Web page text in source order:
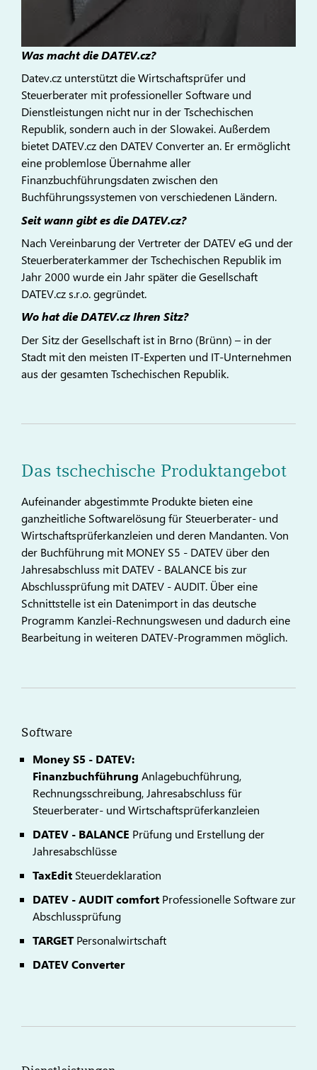
Was macht die DATEV.cz?
Datev.cz unterstützt die Wirtschaftsprüfer und
Steuerberater mit professioneller Software und
Dienstleistungen nicht nur in der Tschechischen
Republik, sondern auch in der Slowakei. Außerdem
bietet DATEV.cz den DATEV Converter an. Er ermöglicht
eine problemlose Übernahme aller
Finanzbuchführungsdaten zwischen den
Buchführungssystemen von verschiedenen Ländern.
Seit wann gibt es die DATEV.cz?
Nach Vereinbarung der Vertreter der DATEV eG und der
Steuerberaterkammer der Tschechischen Republik im
Jahr 2000 wurde ein Jahr später die Gesellschaft
DATEV.cz s.r.o. gegründet.
Wo hat die DATEV.cz Ihren Sitz?
Der Sitz der Gesellschaft ist in Brno (Brünn) – in der
Stadt mit den meisten IT-Experten und IT-Unternehmen
aus der gesamten Tschechischen Republik.
Das tschechische Produktangebot
Aufeinander abgestimmte Produkte bieten eine
ganzheitliche Softwarelösung für Steuerberater- und
Wirtschaftsprüferkanzleien und deren Mandanten. Von
der Buchführung mit MONEY S5 - DATEV über den
Jahresabschluss mit DATEV - BALANCE bis zur
Abschlussprüfung mit DATEV - AUDIT. Über eine
Schnittstelle ist ein Datenimport in das deutsche
Programm Kanzlei-Rechnungswesen und dadurch eine
Bearbeitung in weiteren DATEV-Programmen möglich.
Software
Money S5 - DATEV:
Finanzbuchführung Anlagebuchführung,
Rechnungsschreibung, Jahresabschluss für
Steuerberater- und Wirtschaftsprüferkanzleien
DATEV - BALANCE Prüfung und Erstellung der
Jahresabschlüsse
TaxEdit Steuerdeklaration
DATEV - AUDIT comfort Professionelle Software zur
Abschlussprüfung
TARGETPersonalwirtschaft
DATEV Converter